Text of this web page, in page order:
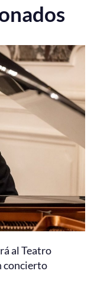
al Teatro
concierto